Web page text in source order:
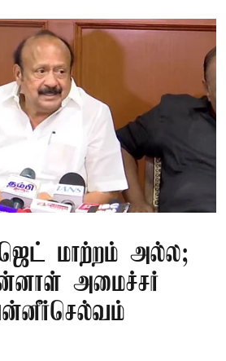
மாற்றம் அல்ல;
அமைச்சர்